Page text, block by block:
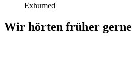
Exhumed
Wir hörten früher gerne